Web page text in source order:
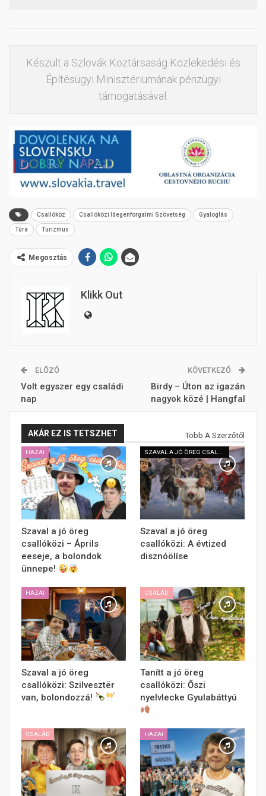
Készült a Szlovák Köztársaság Közlekedési és
Építésügyi Minisztériumának pénzügyi
támogatásával.
Csallóköz Csallóközi Idegenforgalmi Szövetség Gyaloglás
Túra Turizmus
Megosztás
Klikk Out
ELŐZŐ
Volt egyszer egy családi
nap
KÖVETKEZŐ
Birdy – Úton az igazán
nagyok közé | Hangfal
AKÁR EZ IS TETSZHET Több A Szerzőtől
HAZAI
Szaval a jó öreg
csallóközi – Áprils
eeseje, a bolondok
ünnepe!
SZAVAL A JÓ ÖREG CSALLÓKÖZI
Szaval a jó öreg
csallóközi: A évtized
disznóölíse
HAZAI
Szaval a jó öreg
csallóközi: Szilvesztër
van, bolondozzá!
CSALÁD
Tanítt a jó öreg
csallóközi: Őszi
nyelvlecke Gyulabáttyú
CSALÁD HAZAI